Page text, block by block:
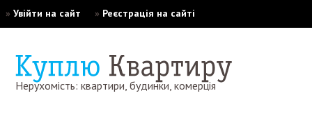
» Увійти на сайт » Реєстрація на сайті
Нерухомість: квартири, будинки, комерція